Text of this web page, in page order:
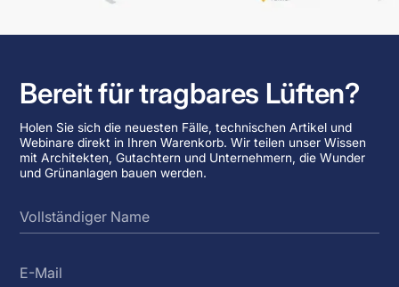
Bereit für tragbares Lüften?
Holen Sie sich die neuesten Fälle, technischen Artikel und
Webinare direkt in Ihren Warenkorb. Wir teilen unser Wissen
mit Architekten, Gutachtern und Unternehmern, die Wunder
und Grünanlagen bauen werden.